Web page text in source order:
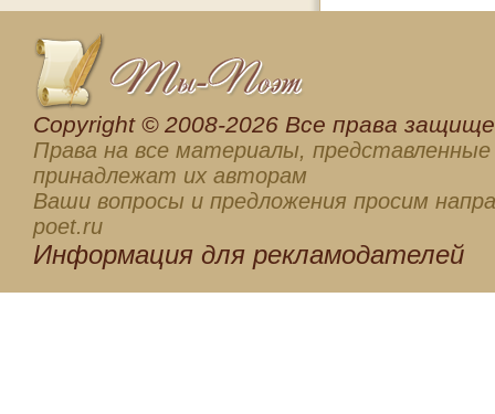
Сopyright © 2008-2026 Все права
Права на все материалы, представленные
принадлежат их авторам
Ваши вопросы и предложения просим
poet.ru
Информация для рекламодателей